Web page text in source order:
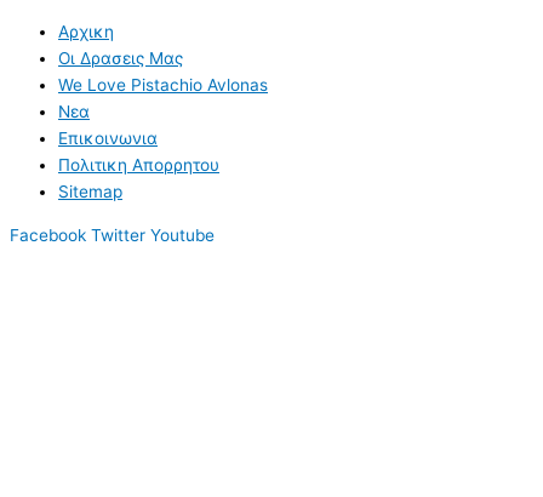
Αρχικη
Οι Δρασεις Μας
We Love Pistachio Avlonas
Νεα
Επικοινωνια
Πολιτικη Απορρητου
Sitemap
Facebook Twitter Youtube